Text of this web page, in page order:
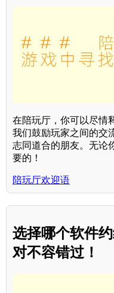
在陪玩厅，你可以尽情
我们鼓励玩家之间的交
志同道合的朋友。无论
要的！
陪玩厅欢迎语
选择哪个软件
对不容错过！